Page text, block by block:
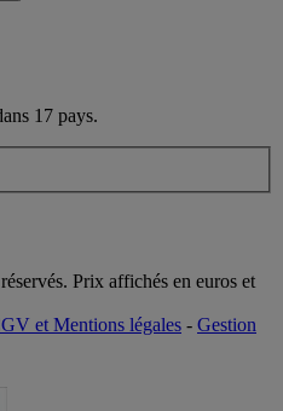
17 pays.
Prix affichés en euros et
et Mentions légales - Gestion